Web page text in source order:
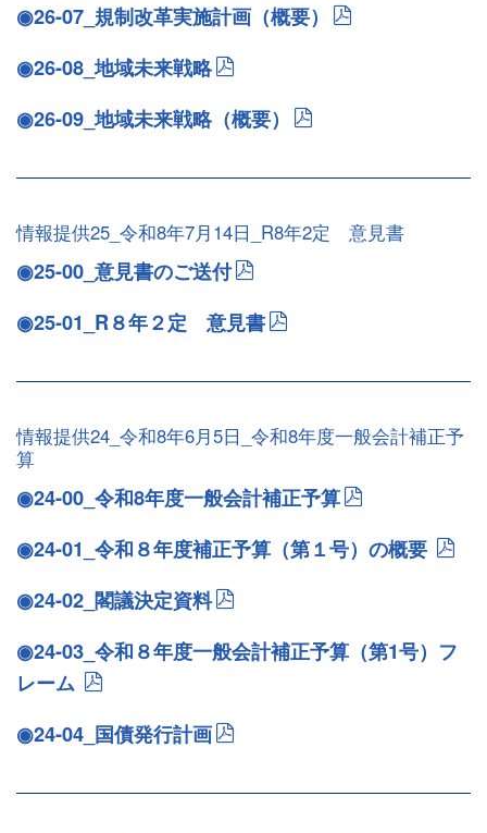
◉26-07_規制改革実施計画（概要）
◉26-08_地域未来戦略
◉26-09_地域未来戦略（概要）
情報提供25_令和8年7月14日_R8年2定 意見書
◉25-00_意見書のご送付
◉25-01_R８年２定 意見書
情報提供24_令和8年6月5日_令和8年度一般会計補正予
算
◉24-00_令和8年度一般会計補正予算
◉24-01_令和８年度補正予算（第１号）の概要
◉24-02_閣議決定資料
◉24-03_令和８年度一般会計補正予算（第1号）フ
レーム
◉24-04_国債発行計画